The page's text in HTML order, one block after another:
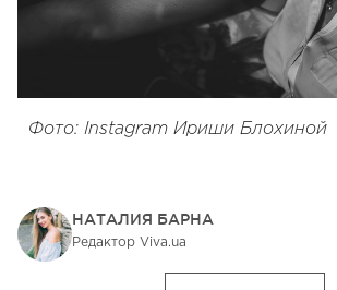
Фото: Instagram Ириши Блохиной
НАТАЛИЯ БАРНА
Редактор Viva.ua